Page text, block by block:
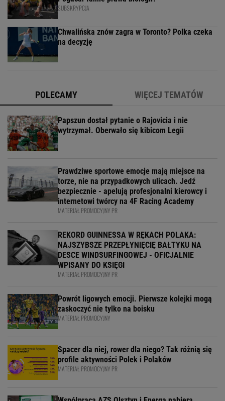
SUBSKRYPCJA
Chwalińska znów zagra w Toronto? Polka czeka
na decyzję
POLECAMY WIĘCEJ TEMATÓW
Papszun dostał pytanie o Rajovicia i nie
wytrzymał. Oberwało się kibicom Legii
Prawdziwe sportowe emocje mają miejsce na
torze, nie na przypadkowych ulicach. Jedź
bezpiecznie - apelują profesjonalni kierowcy i
internetowi twórcy na 4F Racing Academy
MATERIAŁ PROMOCYJNY PR
REKORD GUINNESSA W RĘKACH POLAKA:
NAJSZYBSZE PRZEPŁYNIĘCIĘ BAŁTYKU NA
DESCE WINDSURFINGOWEJ - OFICJALNIE
WPISANY DO KSIĘGI
MATERIAŁ PROMOCYJNY PR
Powrót ligowych emocji. Pierwsze kolejki mogą
zaskoczyć nie tylko na boisku
MATERIAŁ PROMOCYJNY
Spacer dla niej, rower dla niego? Tak różnią się
profile aktywności Polek i Polaków
MATERIAŁ PROMOCYJNY PR